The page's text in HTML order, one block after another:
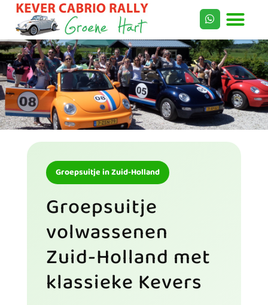
Groepsuitje in Zuid-Holland
Groepsuitje
volwassenen
Zuid-Holland met
klassieke Kevers